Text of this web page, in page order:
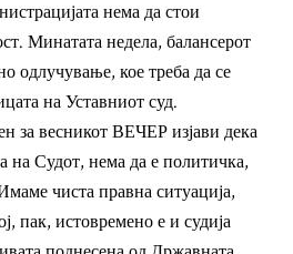
нема да стои
Минатата недела, балансерот
одлучување, кое треба да се
на Уставниот суд.
за весникотВЕЧЕРизјави дека
на Судот, нема да е политичка,
чиста правна ситуација,
пак, истовремено е и судија